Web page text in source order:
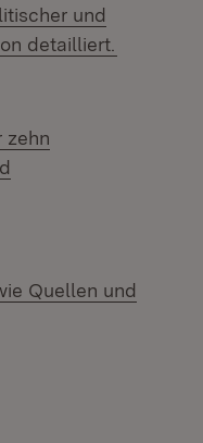
und
detailliert.
zehn
Quellen und